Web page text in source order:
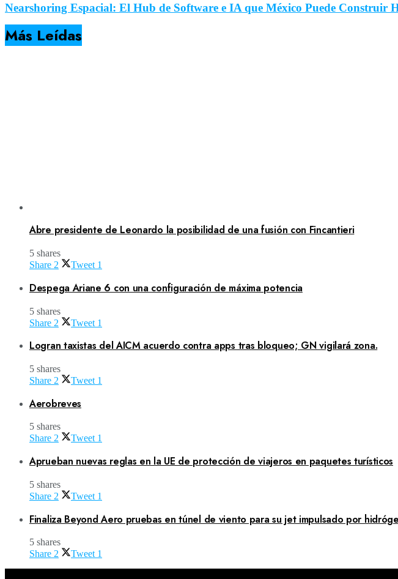
Nearshoring Espacial: El Hub de Software e IA que México Puede Construir
Más Leídas
Abre presidente de Leonardo la posibilidad de una fusión con Fincantieri
5 shares
Share 2 Tweet 1
Despega Ariane 6 con una configuración de máxima potencia
5 shares
Share 2 Tweet 1
Logran taxistas del AICM acuerdo contra apps tras bloqueo; GN vigilará zona.
5 shares
Share 2 Tweet 1
Aerobreves
5 shares
Share 2 Tweet 1
Aprueban nuevas reglas en la UE de protección de viajeros en paquetes turísticos
5 shares
Share 2 Tweet 1
Finaliza Beyond Aero pruebas en túnel de viento para su jet impulsado por
5 shares
Share 2 Tweet 1